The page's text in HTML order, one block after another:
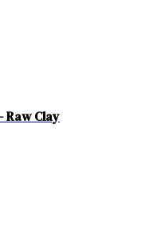
Raw Clay